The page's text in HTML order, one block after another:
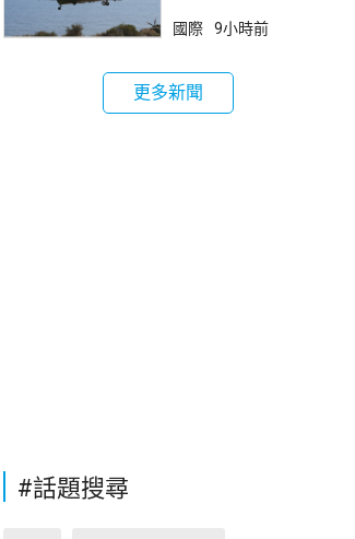
全事件
國際 9小時前
更多新聞
#話題搜尋